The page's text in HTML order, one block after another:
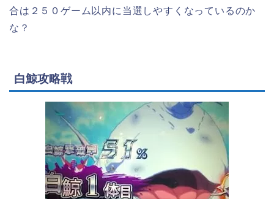
合は２５０ゲーム以内に当選しやすくなっているのか
な？
白鯨攻略戦